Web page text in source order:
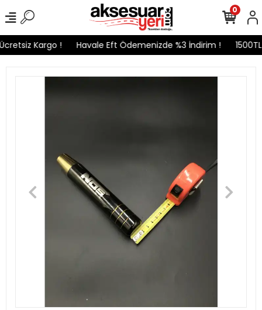
Kargo ! Havale Eft Ödemenizde %3 İndirim !
0